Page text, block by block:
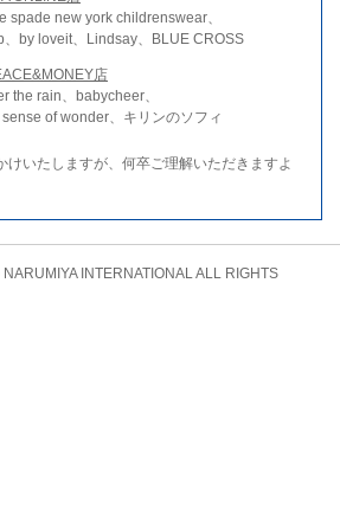
spade new york childrenswear、
、by loveit、Lindsay、BLUE CROSS
店
the rain、babycheer、
of wonder、キリンのソフィ
けいたしますが、何卒ご理解いただきますよ